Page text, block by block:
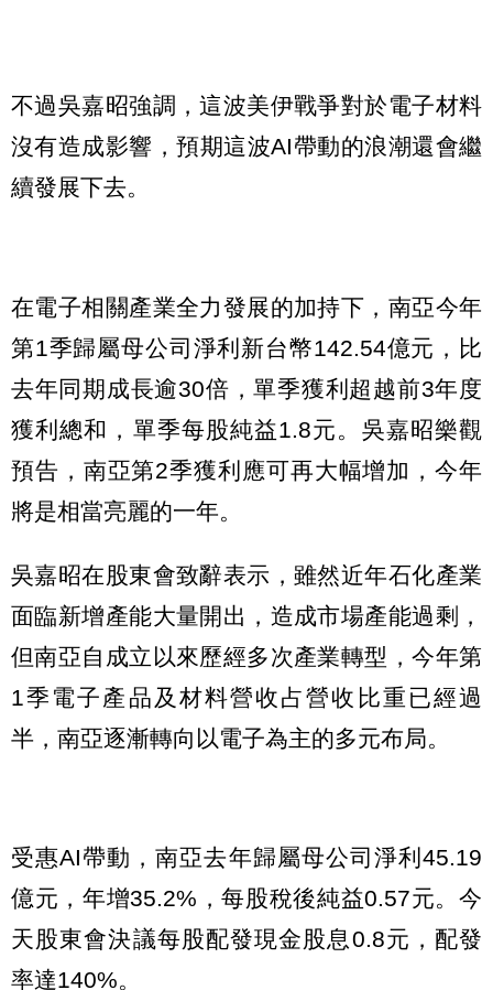
不過吳嘉昭強調，這波美伊戰爭對於電子材料
沒有造成影響，預期這波AI帶動的浪潮還會繼
續發展下去。
在電子相關產業全力發展的加持下，南亞今年
第1季歸屬母公司淨利新台幣142.54億元，比
去年同期成長逾30倍，單季獲利超越前3年度
獲利總和，單季每股純益1.8元。吳嘉昭樂觀
預告，南亞第2季獲利應可再大幅增加，今年
將是相當亮麗的一年。
吳嘉昭在股東會致辭表示，雖然近年石化產業
面臨新增產能大量開出，造成市場產能過剩，
但南亞自成立以來歷經多次產業轉型，今年第
1季電子產品及材料營收占營收比重已經過
半，南亞逐漸轉向以電子為主的多元布局。
受惠AI帶動，南亞去年歸屬母公司淨利45.19
億元，年增35.2%，每股稅後純益0.57元。今
天股東會決議每股配發現金股息0.8元，配發
率達140%。